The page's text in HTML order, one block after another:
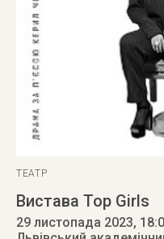
ТЕАТР
Вистава Top Girls
29 листопада 2023,